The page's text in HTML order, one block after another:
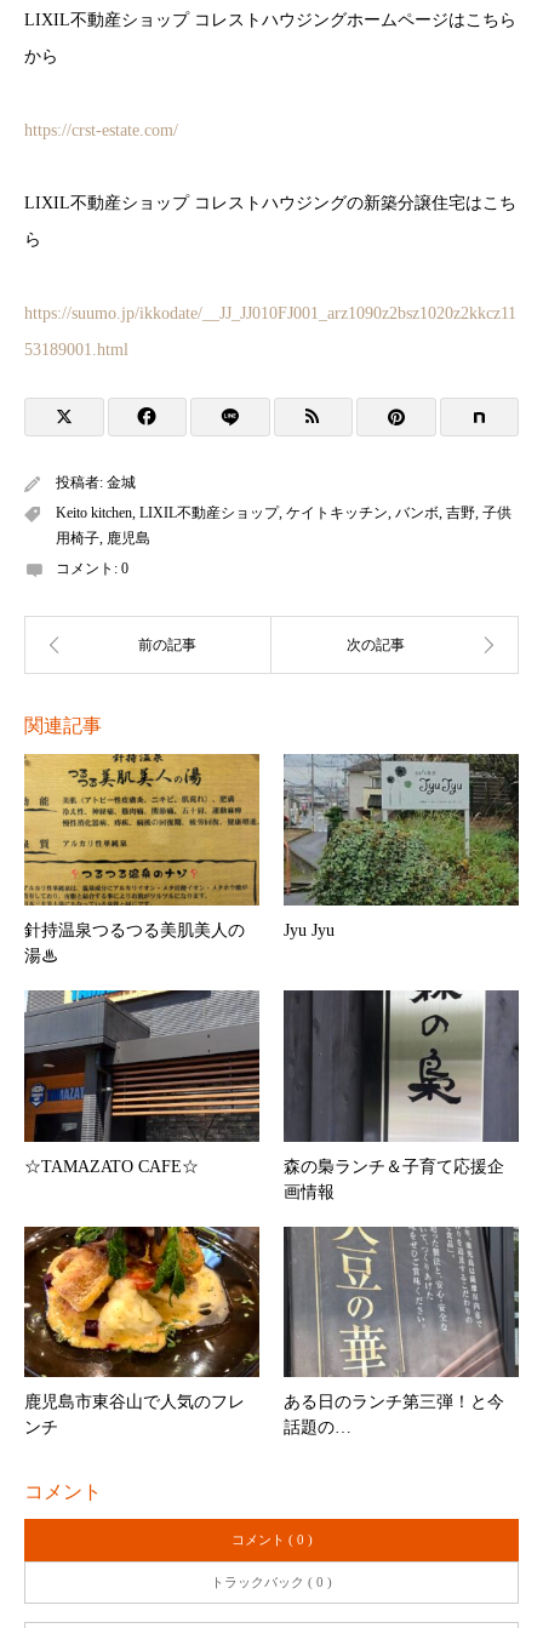
LIXIL不動産ショップ コレストハウジングホームページはこちら
から
https://crst-estate.com/
LIXIL不動産ショップ コレストハウジングの新築分譲住宅はこち
ら
https://suumo.jp/ikkodate/__JJ_JJ010FJ001_arz1090z2bsz1020z2kkcz11
53189001.html
投稿者: 金城
Keito kitchen, LIXIL不動産ショップ, ケイトキッチン, バンボ, 吉野, 子供
用椅子, 鹿児島
コメント: 0
関連記事
針持温泉つるつる美肌美人の
湯♨
Jyu Jyu
☆TAMAZATO CAFE☆
森の梟ランチ＆子育て応援企
画情報
鹿児島市東谷山で人気のフレ
ンチ
ある日のランチ第三弾！と今
話題の…
コメント
コメント ( 0 )
トラックバック ( 0 )